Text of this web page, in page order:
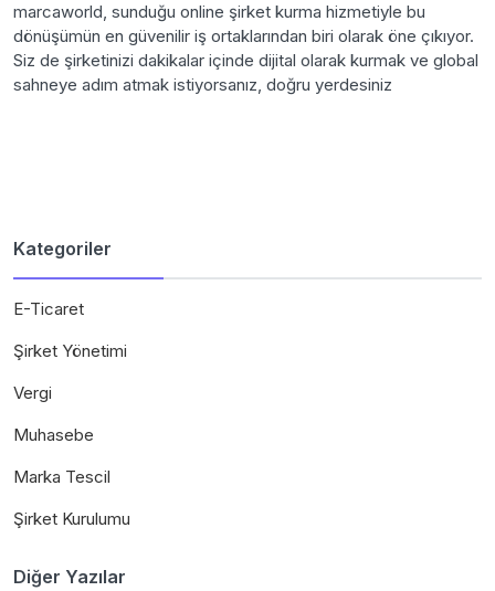
marcaworld, sunduğu online şirket kurma hizmetiyle bu
dönüşümün en güvenilir iş ortaklarından biri olarak öne çıkıyor.
Siz de şirketinizi dakikalar içinde dijital olarak kurmak ve global
sahneye adım atmak istiyorsanız, doğru yerdesiniz
Kategoriler
E-Ticaret
Şirket Yönetimi
Vergi
Muhasebe
Marka Tescil
Şirket Kurulumu
Diğer Yazılar